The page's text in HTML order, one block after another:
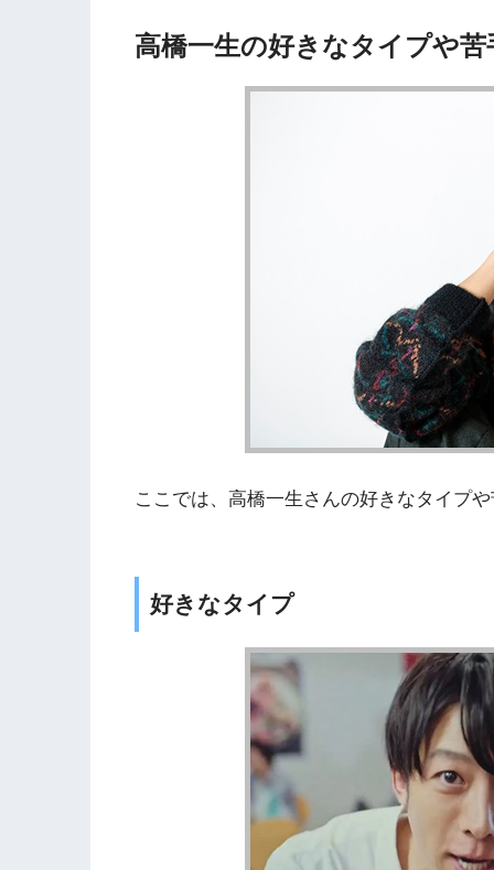
高橋一生の好きなタイプや
ここでは、高橋一生さんの好きなタイプ
好きなタイプ